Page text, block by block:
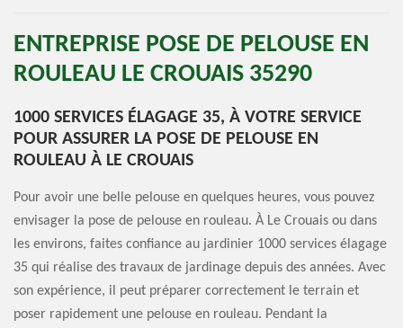
ENTREPRISE POSE DE PELOUSE EN
ROULEAU LE CROUAIS 35290
1000 SERVICES ÉLAGAGE 35, À VOTRE SERVICE
POUR ASSURER LA POSE DE PELOUSE EN
ROULEAU À LE CROUAIS
Pour avoir une belle pelouse en quelques heures, vous pouvez
envisager la pose de pelouse en rouleau. À Le Crouais ou dans
les environs, faites confiance au jardinier 1000 services élagage
35 qui réalise des travaux de jardinage depuis des années. Avec
son expérience, il peut préparer correctement le terrain et
poser rapidement une pelouse en rouleau. Pendant la